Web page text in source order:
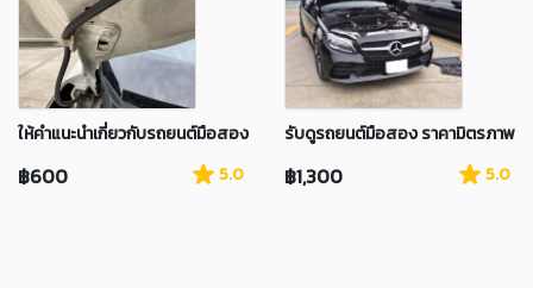
ให้คำแนะนำเกี่ยวกับรถยนต์มือสอง
฿600 5.0
รับดูรถยนต์มือสอง ราคามิตรภาพ
฿1,300 5.0